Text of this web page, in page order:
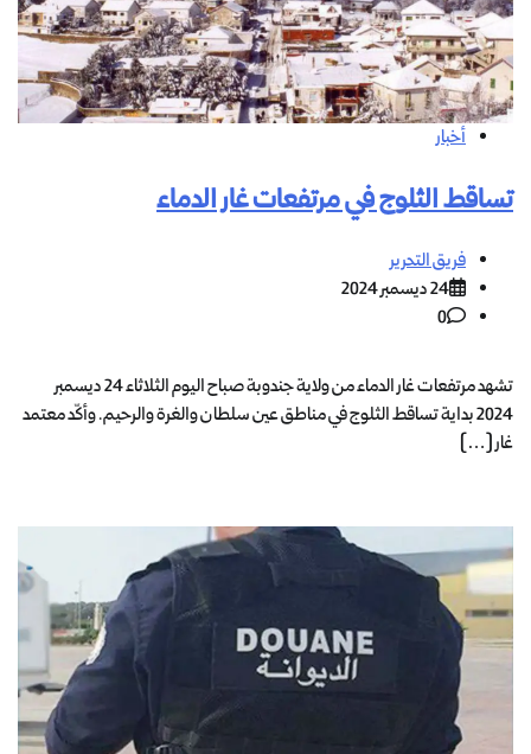
أخبار
تساقط الثلوج في مرتفعات غار الدماء
فريق التحرير
24 ديسمبر 2024
0
تشهد مرتفعات غار الدماء من ولاية جندوبة صباح اليوم الثلاثاء 24 ديسمبر
2024 بداية تساقط الثلوج في مناطق عين سلطان والغرة والرحيم. وأكّد معتمد
غار […]